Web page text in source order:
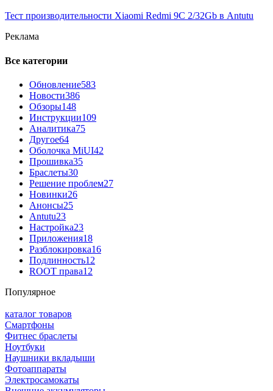
Тест производительности Xiaomi Redmi 9C 2/32Gb в Antutu
Реклама
Все категории
Обновление583
Новости386
Обзоры148
Инструкции109
Аналитика75
Другое64
Оболочка MiUI42
Прошивка35
Браслеты30
Решение проблем27
Новинки26
Анонсы25
Antutu23
Настройка23
Приложения18
Разблокировка16
Подлинность12
ROOT права12
Популярное
каталог товаров
Смартфоны
Фитнес браслеты
Ноутбуки
Наушники вкладыши
Фотоаппараты
Электросамокаты